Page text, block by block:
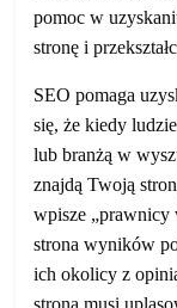
pomoc w
stronę i
SEO pomaga
się, że kiedy
lub branżą w
znajdą Twoją
wpisze „prawnicy
strona wyników
ich okolicy z